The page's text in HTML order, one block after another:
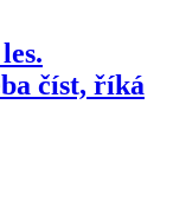
číst, říká